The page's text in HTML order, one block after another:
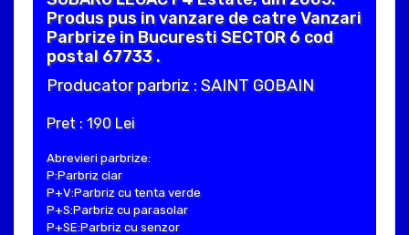
Produs pus in vanzare de catre Vanzari
Parbrize in Bucuresti SECTOR 6 cod
postal 67733 .
Producator parbriz : SAINT GOBAIN
Pret : 190 Lei
Abrevieri parbrize:
P:Parbriz clar
P+V:Parbriz cu tenta verde
P+S:Parbriz cu parasolar
P+SE:Parbriz cu senzor